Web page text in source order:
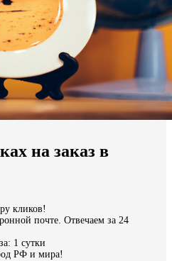
на заказ в
кликов!
почте. Отвечаем за 24
1 сутки
РФ и мира!